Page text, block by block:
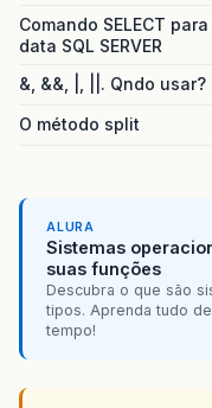
Comando SELECT
data SQL SERVER
&, &&, |, ||. Qndo usar?
O método split
ALURA
Sistemas
suas funções
Descubra o que são
tipos. Aprenda tudo
tempo!